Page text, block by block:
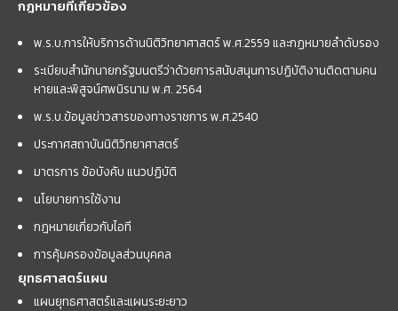
กฎหมายที่เกี่ยวข้อง
พ.ร.บ.การให้บริการด้านนิติวิทยาศาสตร์ พ.ศ.2559 และกฏหมายลำดับรอง
ระเบียบสำนักนายกรัฐมนตรีว่าด้วยการสนับสนุนการปฏิบัติงานติดตามคน
หายและพิสูจน์ศพนิรนาม พ.ศ. 2564
พ.ร.บ.ข้อมูลข่าวสารของทางราชการ พ.ศ.2540
ประกาศสถาบันนิติวิทยาศาสตร์
มาตรการ ข้อบังคับ แนวปฏิบัติ
นโยบายการใช้งาน
กฎหมายเกี่ยวกับไอที
การคุ้มครองข้อมูลส่วนบุคคล
ยุทธศาสตร์แผน
แผนยุทธศาสตร์และแผนระยะยาว